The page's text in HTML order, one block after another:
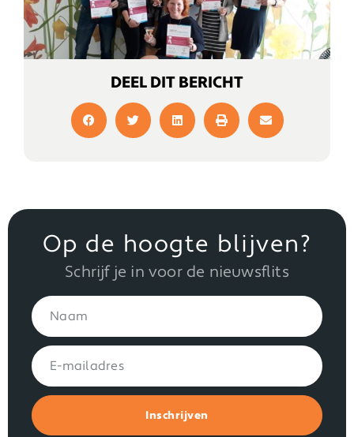
DEEL DIT BERICHT
Op de hoogte blijven?
Schrijf je in voor de nieuwsflits
Inschrijven